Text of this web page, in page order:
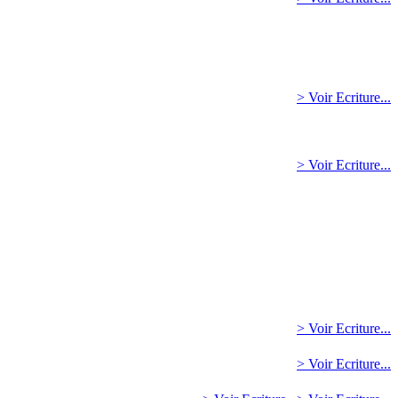
> Voir Ecriture...
> Voir Ecriture...
> Voir Ecriture...
> Voir Ecriture...